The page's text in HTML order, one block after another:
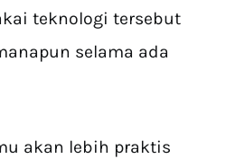
teknologi tersebut
selama ada
akan lebih praktis